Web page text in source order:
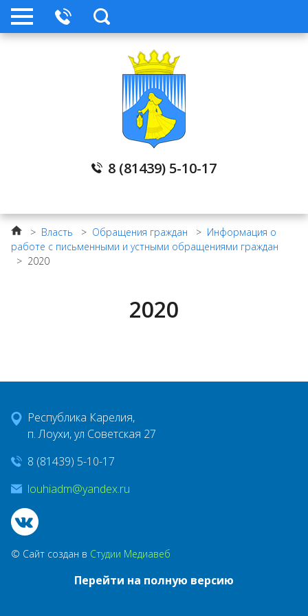
8 (81439) 5-10-17
МБУ «Архив ЛМР»
Муниципальное имущество
Стратегическое планирование
Нормативные правовые акты
Телефоны служб
Градостроительное зонирование
Открытые данные
Публичные слушания
Народный бюджет
Жилищно коммунальное хозяйство
> Власть > Обращения граждан > Информация о
работе с письменными и устными обращениями граждан
> 2020
2020
Республика Карелия,
п. Лоухи, ул Советская 27
8 (81439) 5-10-17
louhiadm@yandex.ru
© Сайт создан в Студии Медиавеб
Перейти на полную версию